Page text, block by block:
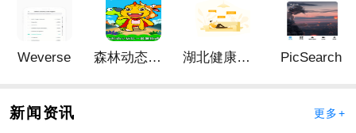
出现的工作失误。并且提供灵活高效的自定义预警设
置，系统可以按照预定的预警计划，实时的对数据库中
的数据进行，从而达到高效管理的目的。
项审批流程高效、安全地进行。
Weverse 森林动态壁纸 湖北健康科技 PicSearch
新闻资讯 更多+